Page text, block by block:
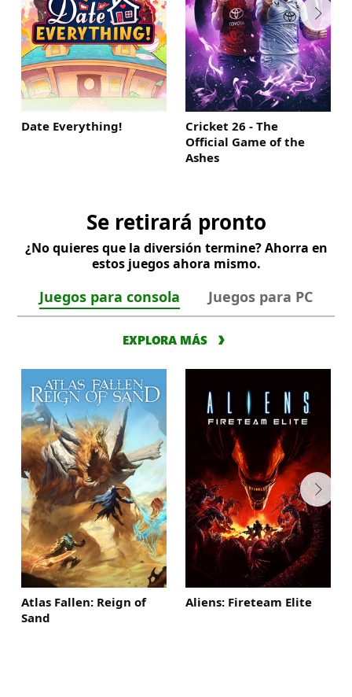
Date Everything!
Cricket 26 - The
Official Game of the
Ashes
Se retirará pronto
¿No quieres que la diversión termine? Ahorra en
estos juegos ahora mismo.
Juegos para consola Juegos para PC
EXPLORA MÁS
Atlas Fallen: Reign of
Sand
Aliens: Fireteam Elite